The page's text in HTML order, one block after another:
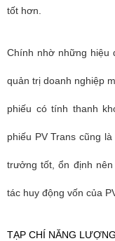
tốt hơn.
Chính nhờ những hiệu
quản trị doanh nghiệp
phiếu có tính thanh
phiếu PV Trans cũng
trưởng tốt, ổn định
tác huy động vốn của
TẠP CHÍ NĂNG